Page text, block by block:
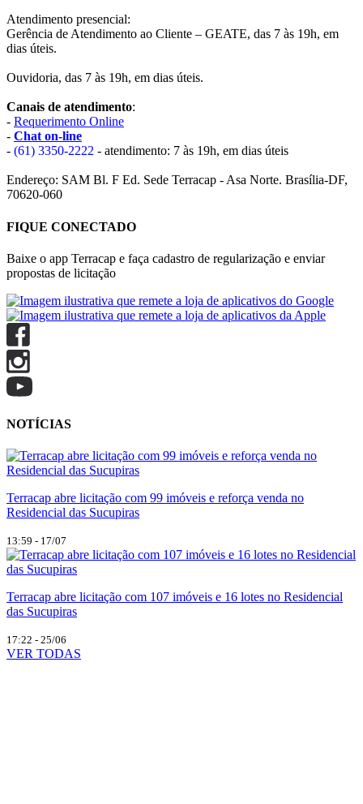
Atendimento presencial:
Gerência de Atendimento ao Cliente – GEATE, das 7 às 19h, em
dias úteis.
Ouvidoria, das 7 às 19h, em dias úteis.
Canais de atendimento:
- Requerimento Online
- Chat on-line
- (61) 3350-2222 - atendimento: 7 às 19h, em dias úteis
Endereço: SAM Bl. F Ed. Sede Terracap - Asa Norte. Brasília-DF,
70620-060
FIQUE CONECTADO
Baixe o app Terracap e faça cadastro de regularização e enviar
propostas de licitação
NOTÍCIAS
Terracap abre licitação com 99 imóveis e reforça venda no
Residencial das Sucupiras
13:59 - 17/07
Terracap abre licitação com 107 imóveis e 16 lotes no Residencial
das Sucupiras
17:22 - 25/06
VER TODAS